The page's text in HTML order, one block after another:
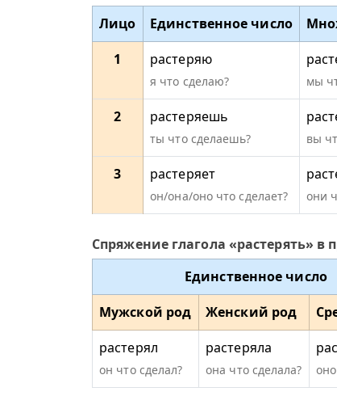
Лицо
Единственное число
1
растеряю
я что сделаю? мы
2 растеряешь
ты что сделаешь? вы
3 растеряет
он/она/оно что сделает? они
Спряжение глагола «растерять»
Единственное число
Мужской род Женский род
растерял
он что сделал?
растеряла
она что сделала?